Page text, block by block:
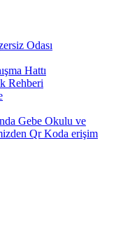
Odası
Hattı
Rehberi
Gebe Okulu ve
Qr Koda erişim